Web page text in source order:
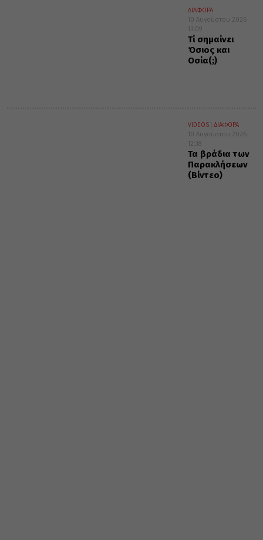
ΔΙΑΦΟΡΑ
10 Αυγούστου 2026
13:09
Τί σημαίνει
Όσιος και
Οσία(;)
VIDEOS
ΔΙΑΦΟΡΑ
10 Αυγούστου 2026
12:38
Τα βράδια των
Παρακλήσεων
(Βίντεο)